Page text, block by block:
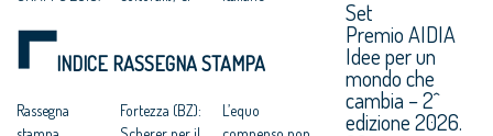
2018
VIII Congresso
Domenica 8
norme per lo
professione’.
Lunedì 2 luglio
VIII Congresso
INDICE RASSEGNA STAMPA
Rassegna
Fortezza (BZ):
L’equo
Set
Premio AIDIA
Idee per un
mondo che
cambia – 2^
edizione 2026.